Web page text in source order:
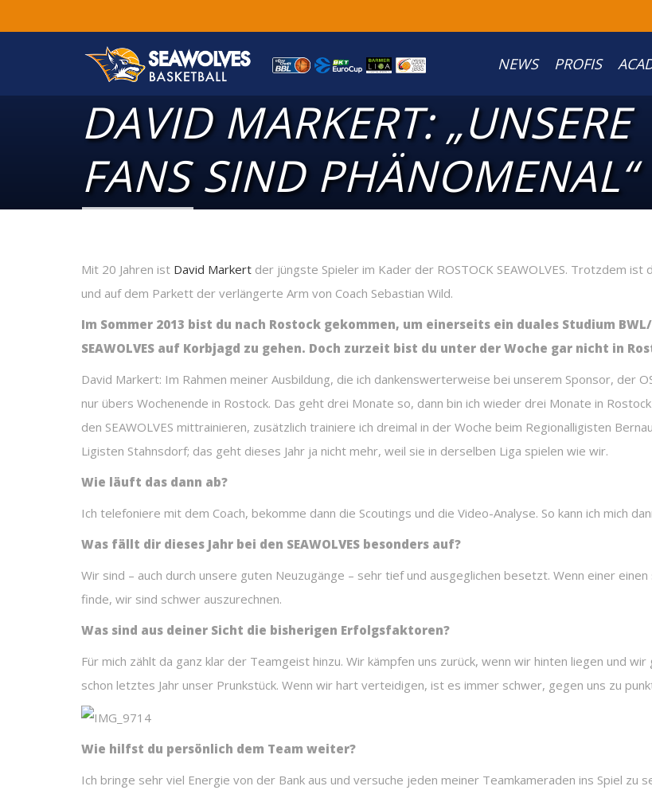
NEWS PROFIS
DAVID MARKERT: „UNSERE
FANS SIND PHÄNOMENAL“
Mit 20 Jahren ist David Markert der jüngste Spieler im Kader der ROSTOCK SEAWOLVES. Trotzdem
und auf dem Parkett der verlängerte Arm von Coach Sebastian Wild.
Im Sommer 2013 bist du nach Rostock gekommen, um einerseits ein duales Studium
SEAWOLVES auf Korbjagd zu gehen. Doch zurzeit bist du unter der Woche gar nicht in
David Markert: Im Rahmen meiner Ausbildung, die ich dankenswerterweise bei unserem Sponsor, der
nur übers Wochenende in Rostock. Das geht drei Monate so, dann bin ich wieder drei Monate in
den SEAWOLVES mittrainieren, zusätzlich trainiere ich dreimal in der Woche beim Regionalligisten
Ligisten Stahnsdorf; das geht dieses Jahr ja nicht mehr, weil sie in derselben Liga spielen wie wir.
Wie läuft das dann ab?
Ich telefoniere mit dem Coach, bekomme dann die Scoutings und die Video-Analyse. So kann ich mich
Was fällt dir dieses Jahr bei den SEAWOLVES besonders auf?
Wir sind – auch durch unsere guten Neuzugänge – sehr tief und ausgeglichen besetzt. Wenn einer
finde, wir sind schwer auszurechnen.
Was sind aus deiner Sicht die bisherigen Erfolgsfaktoren?
Für mich zählt da ganz klar der Teamgeist hinzu. Wir kämpfen uns zurück, wenn wir hinten liegen und
schon letztes Jahr unser Prunkstück. Wenn wir hart verteidigen, ist es immer schwer, gegen uns zu
Wie hilfst du persönlich dem Team weiter?
Ich bringe sehr viel Energie von der Bank aus und versuche jeden meiner Teamkameraden ins Spiel zu